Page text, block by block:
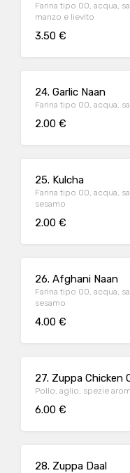
Farina tipo 00, acqua,
manzo e lievito
3.50 €
24. Garlic Naan
Farina tipo 00, acqua,
2.00 €
25. Kulcha
Farina tipo 00, acqua,
sesamo
2.00 €
26. Afghani Naan
Farina tipo 00, acqua,
sesamo
4.00 €
27. Zuppa Chicken
Pollo, aglio, spezie
6.00 €
28. Zuppa Daal